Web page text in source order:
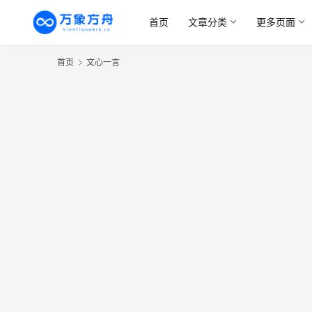
首页 文章分类 更多页面
首页 文心一言